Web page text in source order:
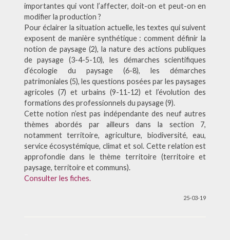
importantes qui vont l’affecter, doit-on et peut-on en
modifier la production ?
Pour éclairer la situation actuelle, les textes qui suivent
exposent de manière synthétique : comment définir la
notion de paysage (2), la nature des actions publiques
de paysage (3-4-5-10), les démarches scientifiques
d’écologie du paysage (6-8), les démarches
patrimoniales (5), les questions posées par les paysages
agricoles (7) et urbains (9-11-12) et l’évolution des
formations des professionnels du paysage (9).
Cette notion n’est pas indépendante des neuf autres
thèmes abordés par ailleurs dans la section 7,
notamment territoire, agriculture, biodiversité, eau,
service écosystémique, climat et sol. Cette relation est
approfondie dans le thème territoire (territoire et
paysage, territoire et communs).
Consulter les fiches.
25-03-19